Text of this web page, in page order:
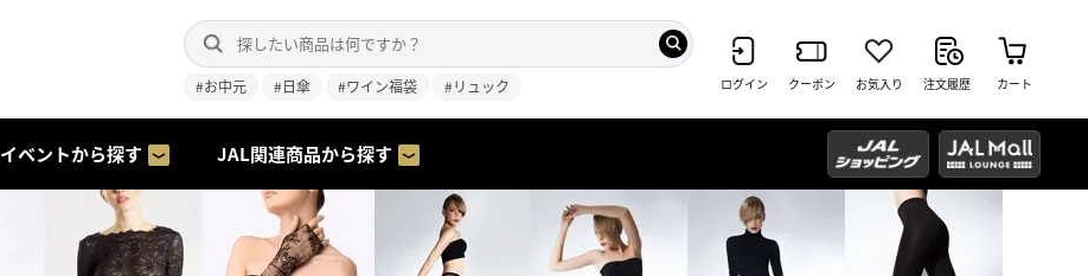
#お中元 #日傘 #ワイン福袋 #リュック ログイン クーポン お気入り 注文履歴 カート
イベントから探す JAL関連商品から探す